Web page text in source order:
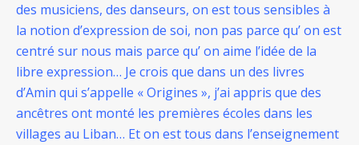
des musiciens, des danseurs, on est tous sensibles à
la notion d’expression de soi, non pas parce qu’ on est
centré sur nous mais parce qu’ on aime l’idée de la
libre expression… Je crois que dans un des livres
d’Amin qui s’appelle « Origines », j’ai appris que des
ancêtres ont monté les premières écoles dans les
villages au Liban… Et on est tous dans l’enseignement